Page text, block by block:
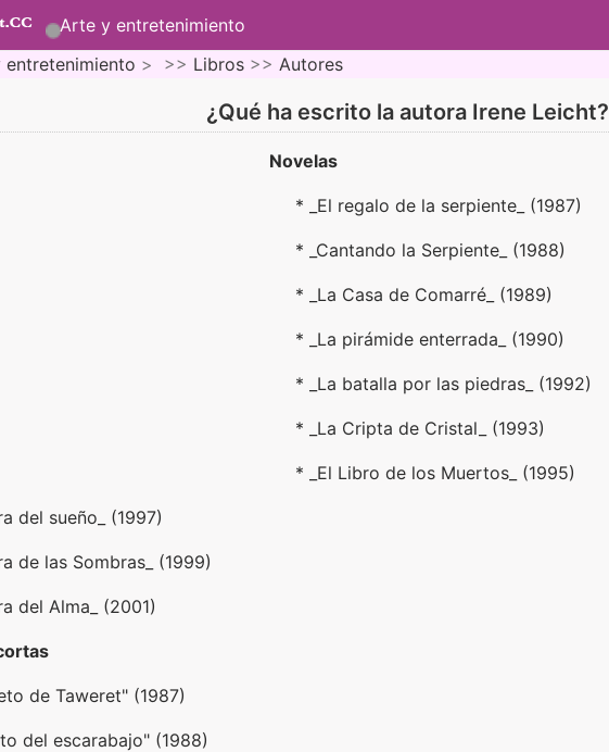
Arte y entretenimiento
> >> Libros >> Autores
¿Qué ha escrito la autora Irene Leicht?
Novelas
* _El regalo de la serpiente_ (1987)
* _Cantando la Serpiente_ (1988)
* _La Casa de Comarré_ (1989)
* _La pirámide enterrada_ (1990)
* _La batalla por las piedras_ (1992)
* _La Cripta de Cristal_ (1993)
* _El Libro de los Muertos_ (1995)
del sueño_ (1997)
de las Sombras_ (1999)
del Alma_ (2001)
de Taweret" (1987)
del escarabajo" (1988)